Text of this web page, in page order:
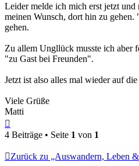
Leider melde ich mich erst jetzt
meinen Wunsch, dort hin zu
gehen.
Zu allem Ungllück musste ich aber
"zu Gast bei Freunden".
Jetzt ist also alles mal wieder auf
Viele Grüße
Matti
oben
4 Beiträge • Seite 1 von 1
Zurück zu „Auswandern, Leben